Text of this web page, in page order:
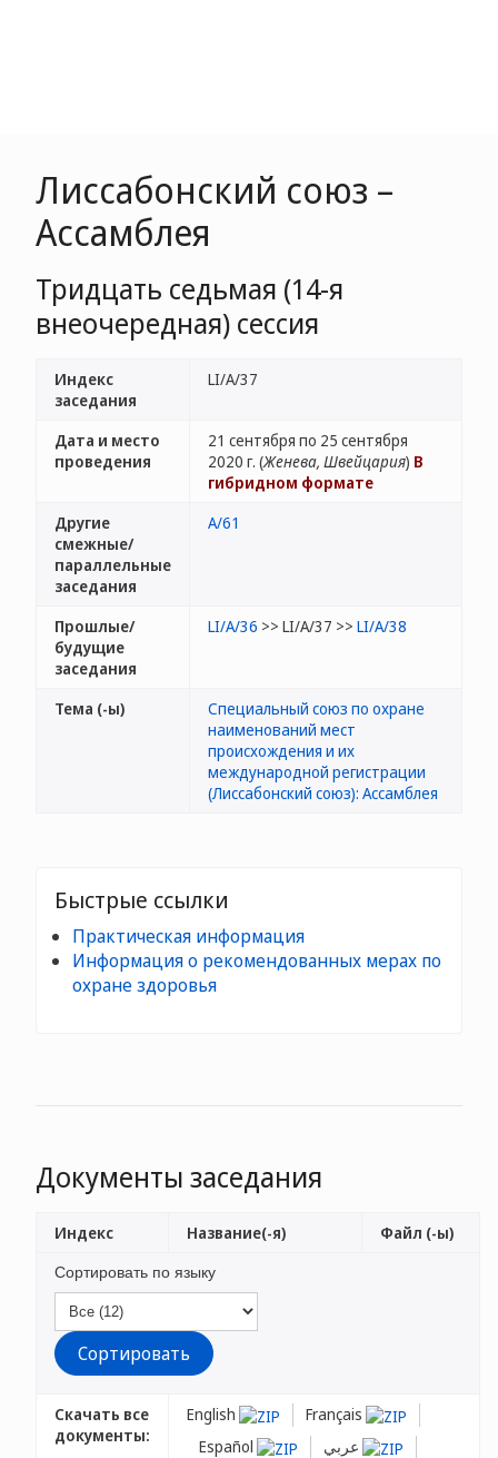
Лиссабонский союз –
Ассамблея
Тридцать седьмая (14-я
внеочередная) сессия
Индекс
заседания
LI/A/37
Дата и место
проведения
21 сентября по 25 сентября
2020 г. (Женева, Швейцария) В
гибридном формате
Другие
смежные/
параллельные
заседания
A/61
Прошлые/
будущие
заседания
LI/A/36 >> LI/A/37 >> LI/A/38
Тема (-ы)
Специальный союз по охране
наименований мест
происхождения и их
международной регистрации
(Лиссабонский союз): Ассамблея
Быстрые ссылки
Практическая информация
Информация о рекомендованных мерах по
охране здоровья
Документы заседания
Сортировать по языку
Скачать все
документы:
English
Français
Español
Индекс Название(-я) Файл (-ы)